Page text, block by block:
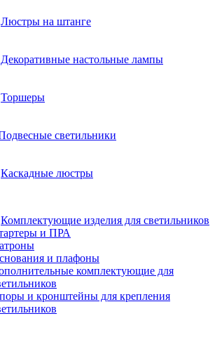
Люстры на штанге
Декоративные настольные лампы
Торшеры
светильники
Каскадные люстры
Комплектующие изделия для светильников
и ПРА
и плафоны
комплектующие для
и кронштейны для крепления